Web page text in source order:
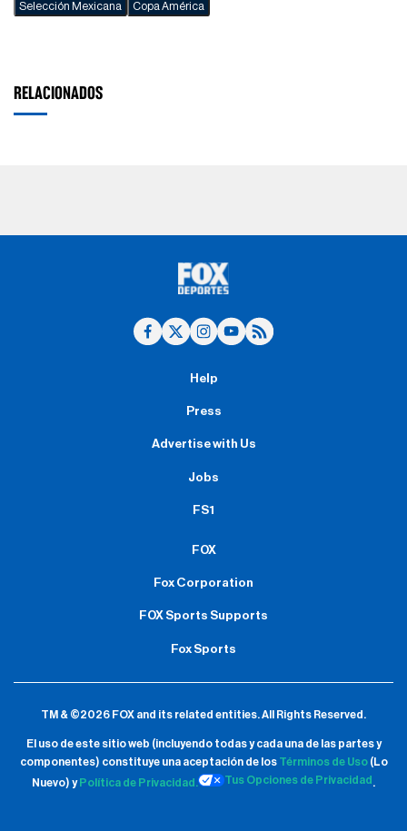
Selección Mexicana Copa América
RELACIONADOS
Help
Press
Advertise with Us
Jobs
FS1
FOX
Fox Corporation
FOX Sports Supports
Fox Sports
TM & ©2026 FOX and its related entities.All Rights Reserved.
El uso de este sitio web (incluyendo todas y cada una de las partes y
componentes) constituye una aceptación de los Términos de Uso(Lo
Nuevo) y Política de Privacidad. Tus Opciones de Privacidad .